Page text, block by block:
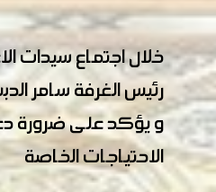
خلال اجتماع سيدات
رئيس الغرفة سامر
و يؤكد على ضرورة
الاحتياجات الخاصة